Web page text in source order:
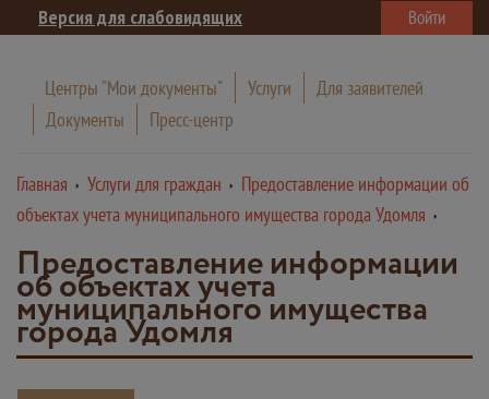
Версия для слабовидящих Войти
Центры "Мои документы" Услуги
Для заявителей
Документы
Пресс-центр
Главная Услуги для граждан
Предоставление информации об
объектах учета муниципального имущества города Удомля
Предоставление информации
об объектах учета
муниципального имущества
города Удомля